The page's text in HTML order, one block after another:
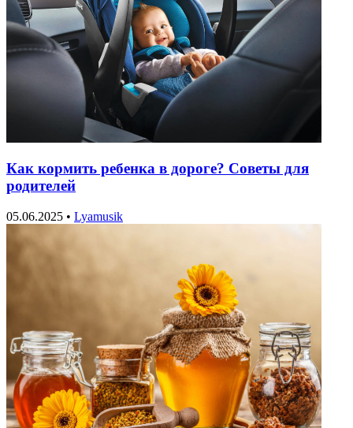
Как кормить ребенка в дороге? Советы для
родителей
05.06.2025 • Lyamusik